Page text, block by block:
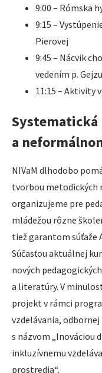
9:00 – Rómska
9:15 –
Pierovej
9:45 – Nácvik
vedením p.
11:15 – Aktivity
a
NIVaM dlhodobo
tvorbou metodických
organizujeme pre
mládežou rôzne
tiež garantom súťaže
Súčasťou aktuálnej
nových
a literatúry. V
projekt v rámci
vzdelávania,
s názvom „Inováciou
inkluzívnemu
prostredia“.